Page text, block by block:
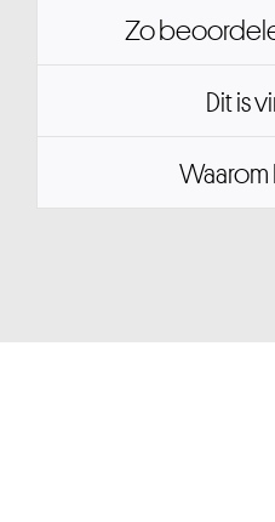
Zo
Dit is
Waarom